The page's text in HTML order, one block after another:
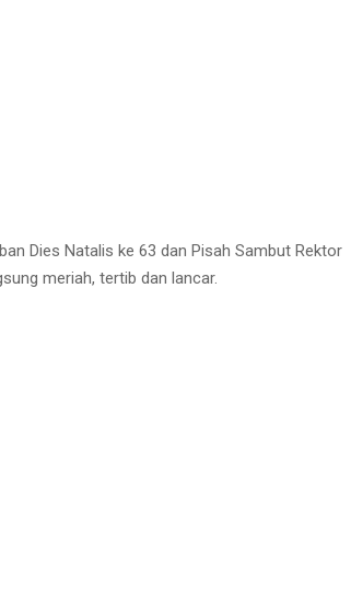
Dies Natalis ke 63 dan Pisah Sambut Rektor
meriah, tertib dan lancar.